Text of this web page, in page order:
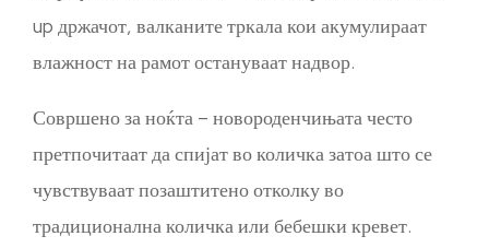
up држачот, валканите тркала кои акумулираат
влажност на рамот остануваат надвор.
Совршено за ноќта – новороденчињата често
претпочитаат да спијат во количка затоа што се
чувствуваат позаштитено отколку во
традиционална количка или бебешки кревет.